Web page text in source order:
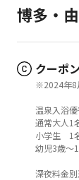
博多・
クーポン
※2024年8
温泉入浴
通常大人
小学生
幼児3歳
深夜料金